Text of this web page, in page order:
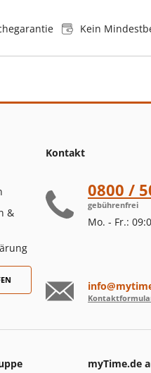
Kein
&
Kontakt
0800 /
gebührenfrei
Mo. - Fr.:
myTime.de